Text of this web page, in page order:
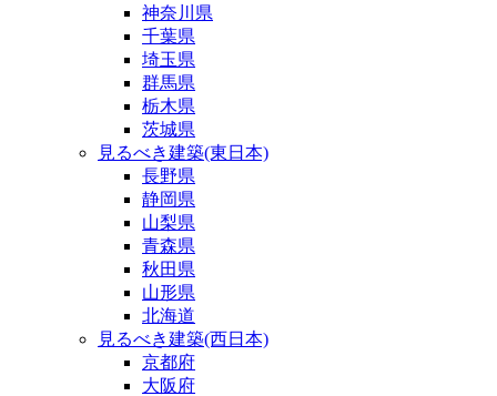
神奈川県
千葉県
埼玉県
群馬県
栃木県
茨城県
見るべき建築(東日本)
長野県
静岡県
山梨県
青森県
秋田県
山形県
北海道
見るべき建築(西日本)
京都府
大阪府